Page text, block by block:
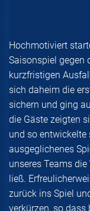
Hochmotiviert
Saisonspiel gegen
kurzfristigen
sich daheim die
sichern und ging
die Gäste zeigten
und so
ausgeglichenes
unseres Teams
ließ.
zurück ins Spiel
verkürzen, so dass